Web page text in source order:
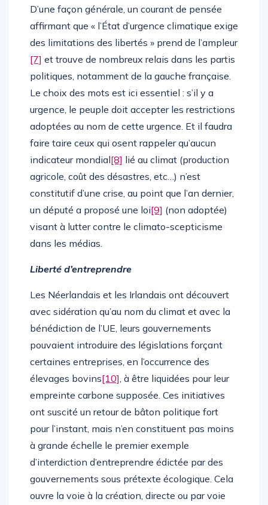
D’une façon générale, un courant de pensée
affirmant que « l’État d’urgence climatique exige
des limitations des libertés » prend de l’ampleur
[7] et trouve de nombreux relais dans les partis
politiques, notamment de la gauche française.
Le choix des mots est ici essentiel : s’il y a
urgence, le peuple doit accepter les restrictions
adoptées au nom de cette urgence. Et il faudra
faire taire ceux qui osent rappeler qu’aucun
indicateur mondial[8] lié au climat (production
agricole, coût des désastres, etc…) n’est
constitutif d’une crise, au point que l’an dernier,
un député a proposé une loi[9] (non adoptée)
visant à lutter contre le climato-scepticisme
dans les médias.
Liberté d’entreprendre
Les Néerlandais et les Irlandais ont découvert
avec sidération qu’au nom du climat et avec la
bénédiction de l’UE, leurs gouvernements
pouvaient introduire des législations forçant
certaines entreprises, en l’occurrence des
élevages bovins[10] , à être liquidées pour leur
empreinte carbone supposée. Ces initiatives
ont suscité un retour de bâton politique fort
pour l’instant, mais n’en constituent pas moins
à grande échelle le premier exemple
d’interdiction d’entreprendre édictée par des
gouvernements sous prétexte écologique. Cela
ouvre la voie à la création, directe ou par voie